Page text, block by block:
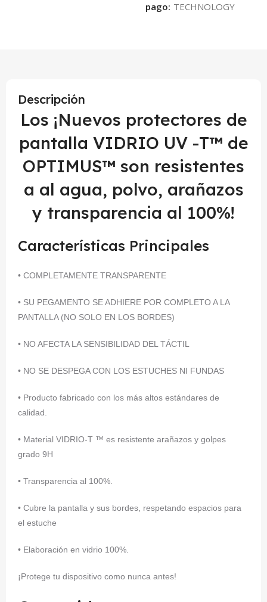
pago:
Descripción
Los ¡Nuevos protectores de
pantalla VIDRIO UV -T™ de
OPTIMUS™ son resistentes
a al agua, polvo, arañazos
y transparencia al 100%!
Características Principales
• COMPLETAMENTE TRANSPARENTE
• SU PEGAMENTO SE ADHIERE POR COMPLETO A LA
PANTALLA (NO SOLO EN LOS BORDES)
• NO AFECTA LA SENSIBILIDAD DEL TÁCTIL
• NO SE DESPEGA CON LOS ESTUCHES NI FUNDAS
• Producto fabricado con los más altos estándares de
calidad.
• Material VIDRIO-T ™ es resistente arañazos y golpes
grado 9H
• Transparencia al 100%.
• Cubre la pantalla y sus bordes, respetando espacios para
el estuche
• Elaboración en vidrio 100%.
¡Protege tu dispositivo como nunca antes!